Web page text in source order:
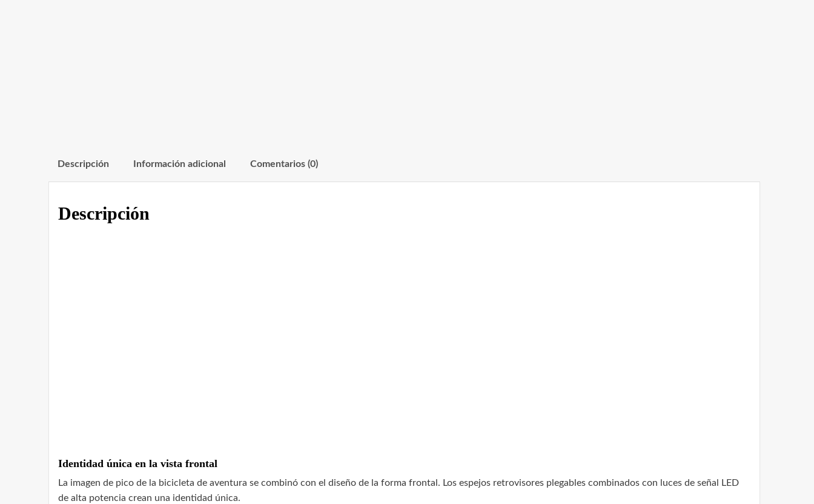
Descripción Información adicional Comentarios (0)
Descripción
Identidad única en la vista frontal
La imagen de pico de la bicicleta de aventura se combinó con el diseño de la forma frontal. Los espejos retrovisores plegables combinados con luces de señal LED
de alta potencia crean una identidad única.